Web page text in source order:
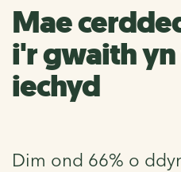
Mae
i'r gwaith
iechyd
Dim ond 66% o